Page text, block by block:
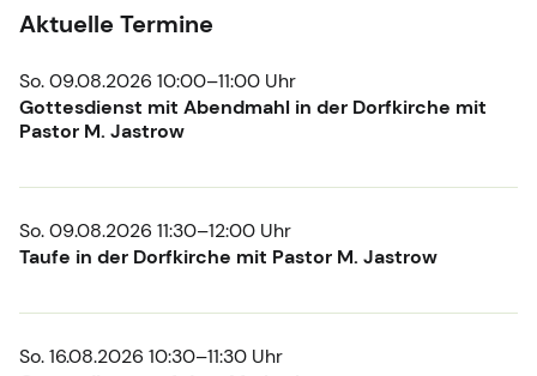
Aktuelle Termine
So. 09.08.2026 10:00–11:00 Uhr
Gottesdienst mit Abendmahl in der Dorfkirche mit
Pastor M. Jastrow
So. 09.08.2026 11:30–12:00 Uhr
Taufe in der Dorfkirche mit Pastor M. Jastrow
So. 16.08.2026 10:30–11:30 Uhr